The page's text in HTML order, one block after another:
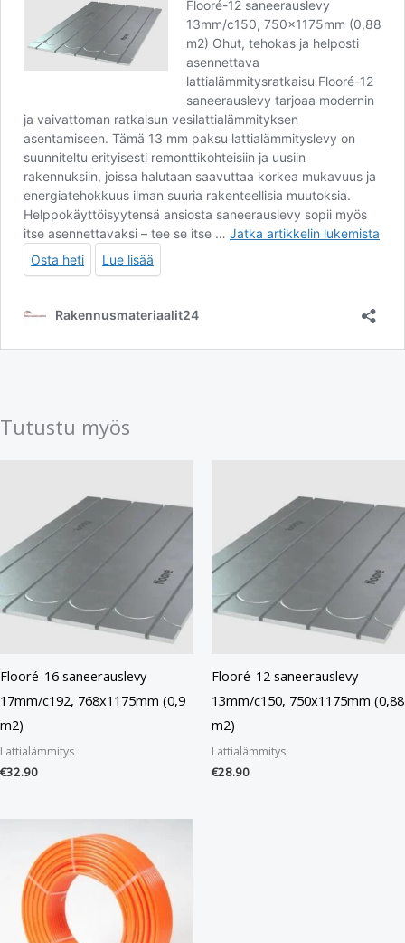
Tutustu myös
Flooré-16 saneerauslevy
17mm/c192, 768x1175mm (0,9
m2)
Lattialämmitys
€32.90
Flooré-12 saneerauslevy
13mm/c150, 750x1175mm (0,88
m2)
Lattialämmitys
€28.90